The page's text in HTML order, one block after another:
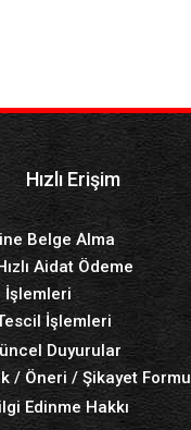
Hızlı Erişim
Belge Alma
Aidat Ödeme
İşlemleri
İşlemleri
Duyurular
/ Öneri / Şikayet Formu
Edinme Hakkı